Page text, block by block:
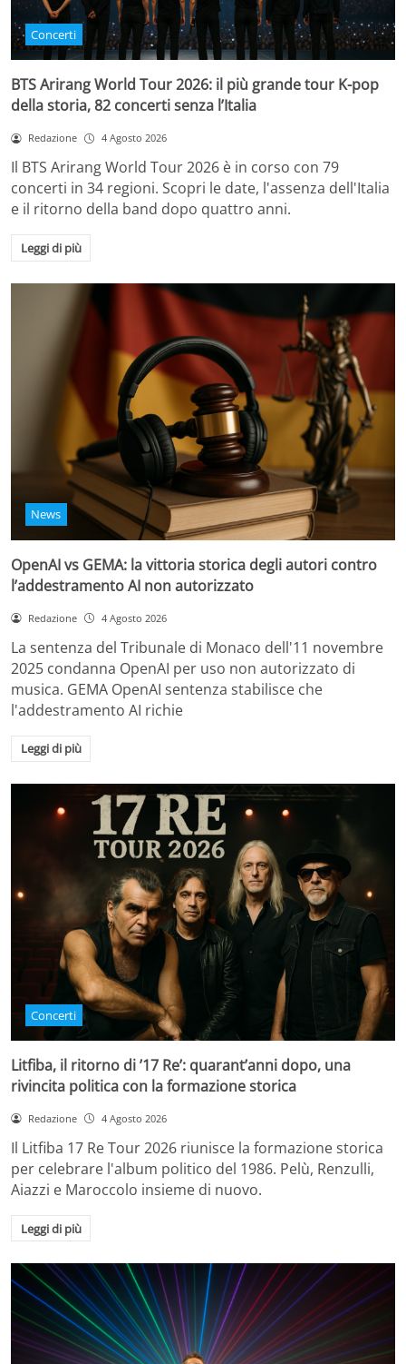
Concerti
BTS Arirang World Tour 2026: il più grande tour K-pop
della storia, 82 concerti senza l’Italia
Redazione 4 Agosto 2026
Il BTS Arirang World Tour 2026 è in corso con 79
concerti in 34 regioni. Scopri le date, l'assenza dell'Italia
e il ritorno della band dopo quattro anni.
Leggi di più
News
OpenAI vs GEMA: la vittoria storica degli autori contro
l’addestramento AI non autorizzato
Redazione 4 Agosto 2026
La sentenza del Tribunale di Monaco dell'11 novembre
2025 condanna OpenAI per uso non autorizzato di
musica. GEMA OpenAI sentenza stabilisce che
l'addestramento AI richie
Leggi di più
Concerti
Litfiba, il ritorno di ’17 Re’: quarant’anni dopo, una
rivincita politica con la formazione storica
Redazione 4 Agosto 2026
Il Litfiba 17 Re Tour 2026 riunisce la formazione storica
per celebrare l'album politico del 1986. Pelù, Renzulli,
Aiazzi e Maroccolo insieme di nuovo.
Leggi di più